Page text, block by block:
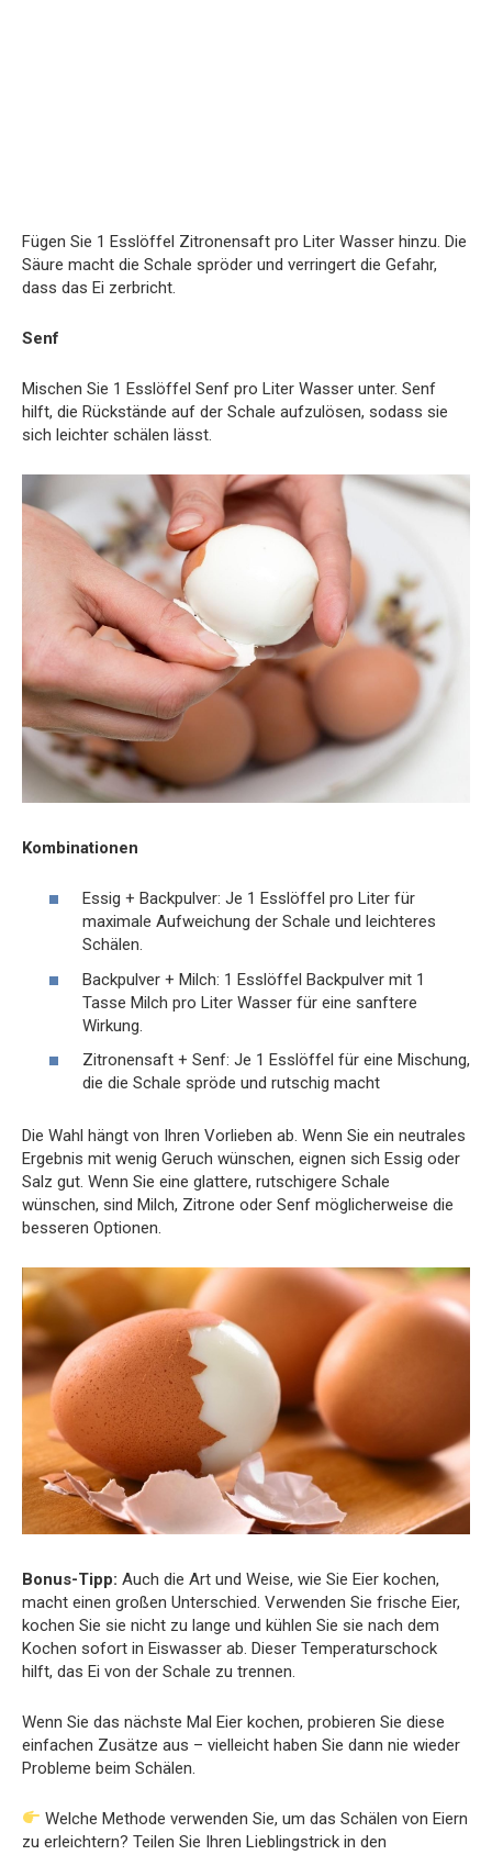
Fügen Sie 1 Esslöffel Zitronensaft pro Liter Wasser hinzu. Die
Säure macht die Schale spröder und verringert die Gefahr,
dass das Ei zerbricht.
Senf
Mischen Sie 1 Esslöffel Senf pro Liter Wasser unter. Senf
hilft, die Rückstände auf der Schale aufzulösen, sodass sie
sich leichter schälen lässt.
Kombinationen
Essig + Backpulver: Je 1 Esslöffel pro Liter für
maximale Aufweichung der Schale und leichteres
Schälen.
Backpulver + Milch: 1 Esslöffel Backpulver mit 1
Tasse Milch pro Liter Wasser für eine sanftere
Wirkung.
Zitronensaft + Senf: Je 1 Esslöffel für eine Mischung,
die die Schale spröde und rutschig macht
Die Wahl hängt von Ihren Vorlieben ab. Wenn Sie ein neutrales
Ergebnis mit wenig Geruch wünschen, eignen sich Essig oder
Salz gut. Wenn Sie eine glattere, rutschigere Schale
wünschen, sind Milch, Zitrone oder Senf möglicherweise die
besseren Optionen.
Bonus-Tipp: Auch die Art und Weise, wie Sie Eier kochen,
macht einen großen Unterschied. Verwenden Sie frische Eier,
kochen Sie sie nicht zu lange und kühlen Sie sie nach dem
Kochen sofort in Eiswasser ab. Dieser Temperaturschock
hilft, das Ei von der Schale zu trennen.
Wenn Sie das nächste Mal Eier kochen, probieren Sie diese
einfachen Zusätze aus – vielleicht haben Sie dann nie wieder
Probleme beim Schälen.
Welche Methode verwenden Sie, um das Schälen von Eiern
zu erleichtern? Teilen Sie Ihren Lieblingstrick in den